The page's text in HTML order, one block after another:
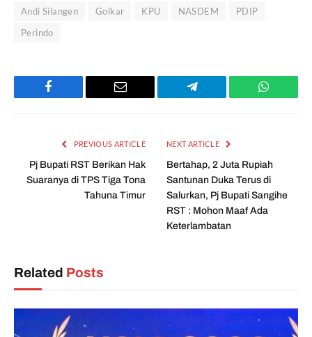
Andi Silangen Golkar KPU NASDEM
PDIP
Perindo
Facebook Email Telegram
PREVIOUS ARTICLE
Pj Bupati RST Berikan Hak
Suaranya di TPS Tiga Tona
Tahuna Timur
NEXT ARTICLE
Bertahap, 2 Juta Rupiah
Santunan Duka Terus di
Salurkan, Pj Bupati Sangihe
RST : Mohon Maaf Ada
Keterlambatan
Related Posts